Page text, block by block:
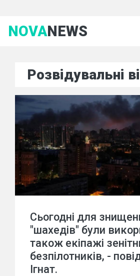
NOVANEWS
Розвідувальні
Сьогодні для
"шахедів" були
також екіпажі
безпілотників, -
Ігнат.